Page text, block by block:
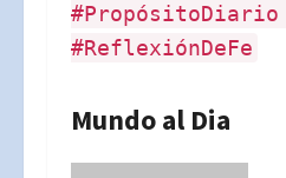
#PropósitoDiario
#ReflexiónDeFe
Mundo al Dia